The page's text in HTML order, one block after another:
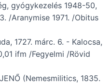
gyógykezelés 1948-50,
/Aranymise 1971. /Obitus
1727. márc. 6. - Kalocsa,
ifm /Fegyelmi /Rövid
(Nemesmilitics, 1835.